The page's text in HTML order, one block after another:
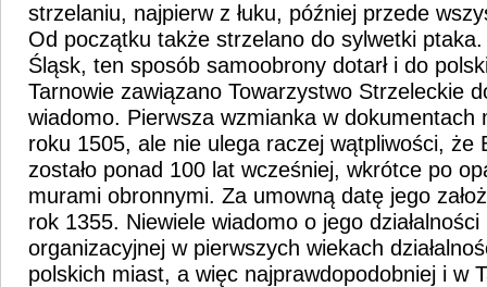
strzelaniu, najpierw z łuku, później przede
Od początku także strzelano do sylwetki
Śląsk, ten sposób samoobrony dotarł i do
Tarnowie zawiązano Towarzystwo Strzeleckie
wiadomo. Pierwsza wzmianka w dokumentach
roku 1505, ale nie ulega raczej wątpliwości, że
zostało ponad 100 lat wcześniej, wkrótce po
murami obronnymi. Za umowną datę jego
rok 1355. Niewiele wiadomo o jego
organizacyjnej w pierwszych wiekach
polskich miast, a więc najprawdopodobniej i w